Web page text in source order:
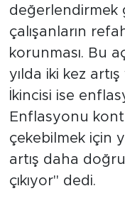
değerlendirmek
çalışanların
korunması. Bu
yılda iki kez
İkincisi ise
Enflasyonu
çekebilmek için
artış daha
çıkıyor" dedi.